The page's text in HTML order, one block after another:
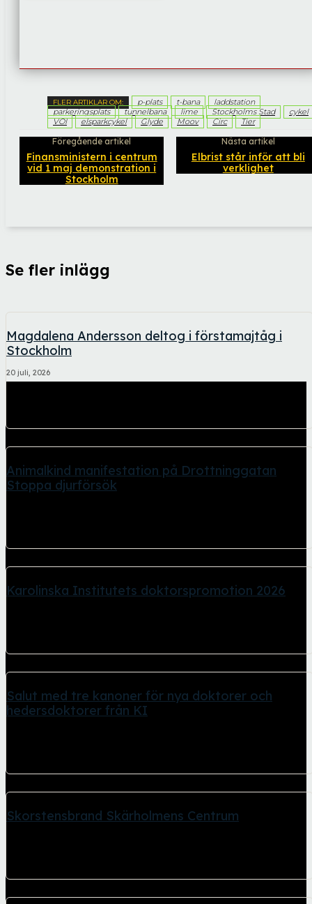
FLER ARTIKLAR OM: p-plats t-bana
laddstation
parkeringsplats
tunnelbana lime Stockholms Stad
cykel
VOI
elsparkcykel Glyde Moov Circ Tier
Föregående artikel
Finansministern i centrum
vid 1 maj demonstration i
Stockholm
Nästa artikel
Elbrist står inför att bli
verklighet
Se fler inlägg
Magdalena Andersson deltog i förstamajtåg i
Stockholm
20 juli, 2026
Animalkind manifestation på Drottninggatan
Stoppa djurförsök
Karolinska Institutets doktorspromotion 2026
Salut med tre kanoner för nya doktorer och
hedersdoktorer från KI
Skorstensbrand Skärholmens Centrum